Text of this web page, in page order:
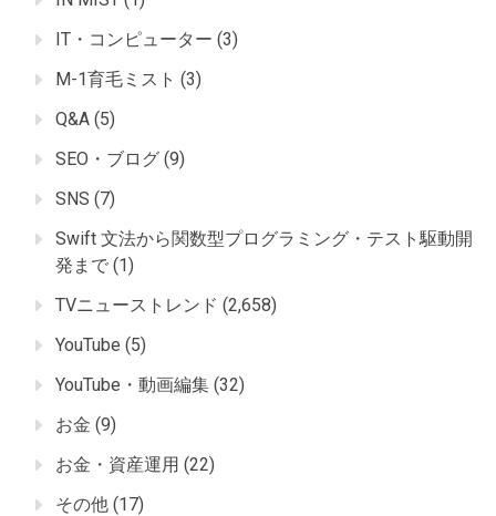
IT・コンピューター (3)
M-1育毛ミスト (3)
Q&A (5)
SEO・ブログ (9)
SNS (7)
Swift 文法から関数型プログラミング・テスト駆動開
発まで (1)
TVニューストレンド (2,658)
YouTube (5)
YouTube・動画編集 (32)
お金 (9)
お金・資産運用 (22)
その他 (17)